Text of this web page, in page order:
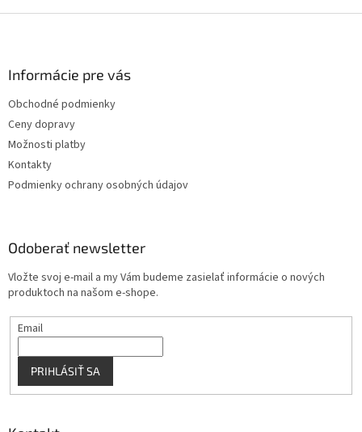
p
v
Informácie pre vás
Obchodné podmienky
Ceny dopravy
Možnosti platby
Kontakty
Podmienky ochrany osobných údajov
Odoberať newsletter
Vložte svoj e-mail a my Vám budeme zasielať informácie o nových
produktoch na našom e-shope.
Email
PRIHLÁSIŤ SA